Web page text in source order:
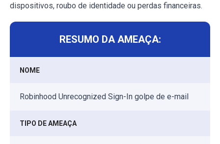
dispositivos, roubo de identidade ou perdas financeiras.
RESUMO DA AMEAÇA:
NOME
Robinhood Unrecognized Sign-In golpe de e-mail
TIPO DE AMEAÇA